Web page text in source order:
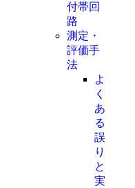
付帯回
路
測定・
評価手
法
よ
く
あ
る
誤
り
と
実